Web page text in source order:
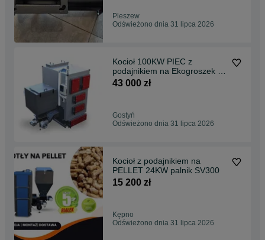
Pleszew
Odświeżono dnia 31 lipca 2026
Kocioł 100KW PIEC z
podajnikiem na Ekogroszek 5
klasa ECODESIGN
43 000 zł
Gostyń
Odświeżono dnia 31 lipca 2026
Kocioł z podajnikiem na
PELLET 24KW palnik SV300
15 200 zł
Kępno
Odświeżono dnia 31 lipca 2026